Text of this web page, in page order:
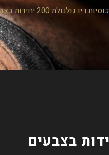
כוסיות דיו גולגולת 200 יחידות בצבעים